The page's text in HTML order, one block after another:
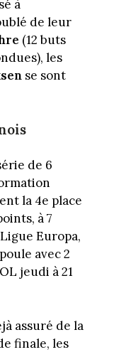
à
de leur
(12 buts
les
se sont
de 6
la 4e place
à 7
Europa,
avec 2
jeudi à 21
assuré de la
finale, les